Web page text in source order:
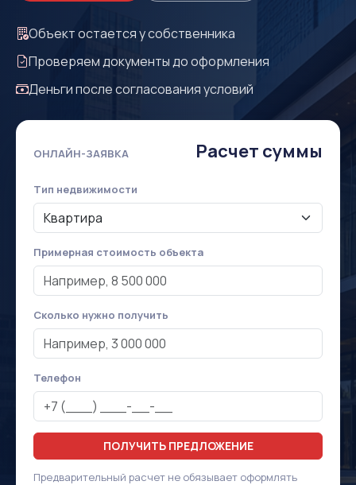
Объект остается у собственника
Проверяем документы до оформления
Деньги после согласования условий
ОНЛАЙН-ЗАЯВКА Расчет суммы
Тип недвижимости
Примерная стоимость объекта
Сколько нужно получить
Телефон
ПОЛУЧИТЬ ПРЕДЛОЖЕНИЕ
Предварительный расчет не обязывает оформлять